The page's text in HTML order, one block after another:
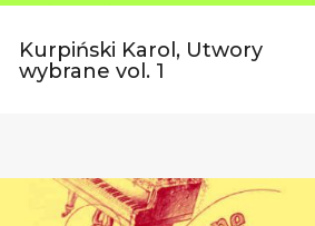
Kurpiński Karol, Utwory
wybrane vol. 1